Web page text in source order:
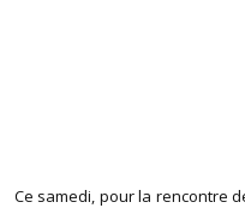
Ce samedi, pour la rencontre